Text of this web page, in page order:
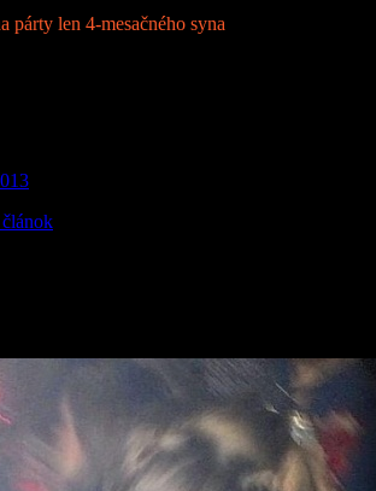
párty len 4-mesačného syna